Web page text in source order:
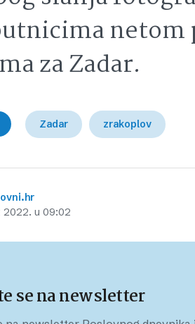
za Zadar.
Zadar zrakoplov
2022. u 09:02
se na newsletter